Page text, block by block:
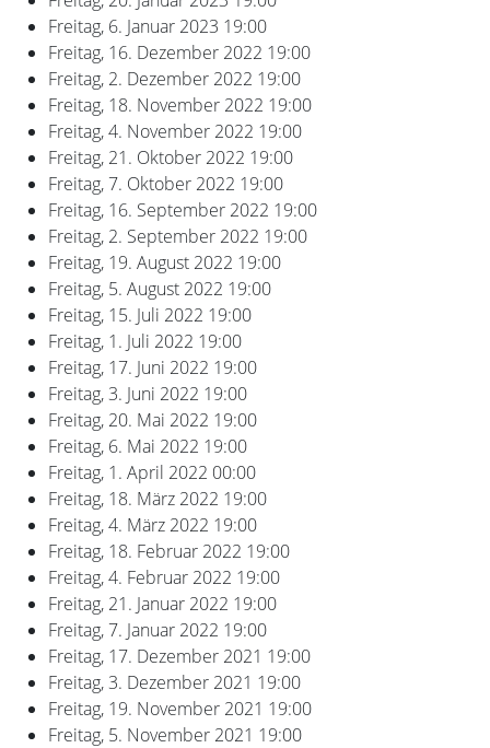
Freitag, 6. Januar 2023 19:00
Freitag, 16. Dezember 2022 19:00
Freitag, 2. Dezember 2022 19:00
Freitag, 18. November 2022 19:00
Freitag, 4. November 2022 19:00
Freitag, 21. Oktober 2022 19:00
Freitag, 7. Oktober 2022 19:00
Freitag, 16. September 2022 19:00
Freitag, 2. September 2022 19:00
Freitag, 19. August 2022 19:00
Freitag, 5. August 2022 19:00
Freitag, 15. Juli 2022 19:00
Freitag, 1. Juli 2022 19:00
Freitag, 17. Juni 2022 19:00
Freitag, 3. Juni 2022 19:00
Freitag, 20. Mai 2022 19:00
Freitag, 6. Mai 2022 19:00
Freitag, 1. April 2022 00:00
Freitag, 18. März 2022 19:00
Freitag, 4. März 2022 19:00
Freitag, 18. Februar 2022 19:00
Freitag, 4. Februar 2022 19:00
Freitag, 21. Januar 2022 19:00
Freitag, 7. Januar 2022 19:00
Freitag, 17. Dezember 2021 19:00
Freitag, 3. Dezember 2021 19:00
Freitag, 19. November 2021 19:00
Freitag, 5. November 2021 19:00